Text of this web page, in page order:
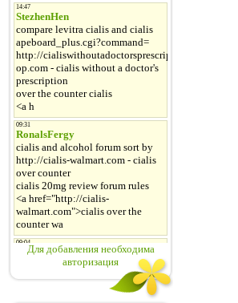
Для добавления необходима
авторизация